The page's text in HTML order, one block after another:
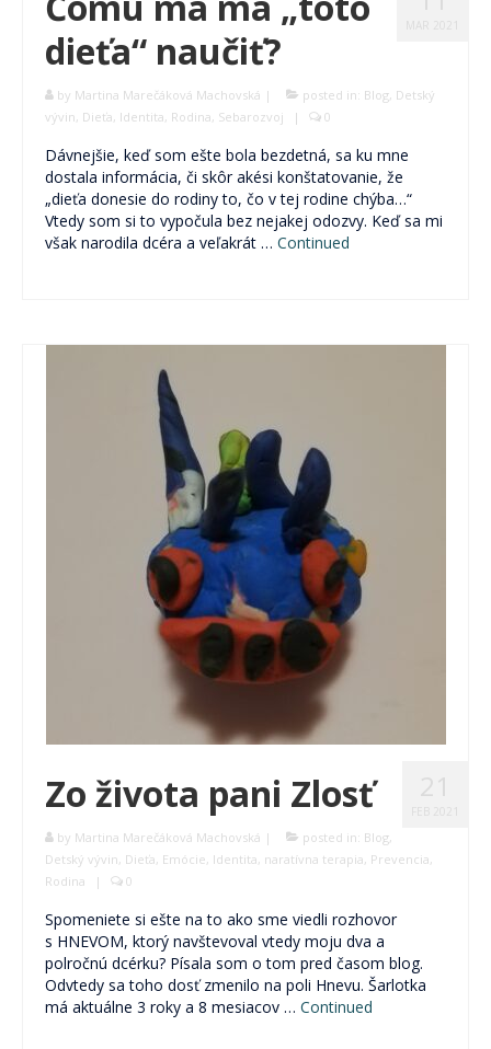
dieťa“ naučiť?
by Martina Marečáková Machovská | posted in: Blog, Detský
vývin, Dieťa, Identita, Rodina, Sebarozvoj | 0
Dávnejšie, keď som ešte bola bezdetná, sa ku mne
dostala informácia, či skôr akési konštatovanie, že
„dieťa donesie do rodiny to, čo v tej rodine chýba…“
Vtedy som si to vypočula bez nejakej odozvy. Keď sa mi
však narodila dcéra a veľakrát … Continued
Zo života pani Zlosť
by Martina Marečáková Machovská | posted in: Blog,
Detský vývin, Dieťa, Emócie, Identita, naratívna terapia, Prevencia,
Rodina
| 0
Spomeniete si ešte na to ako sme viedli rozhovor
s HNEVOM, ktorý navštevoval vtedy moju dva a
polročnú dcérku? Písala som o tom pred časom blog.
Odvtedy sa toho dosť zmenilo na poli Hnevu. Šarlotka
má aktuálne 3 roky a 8 mesiacov … Continued